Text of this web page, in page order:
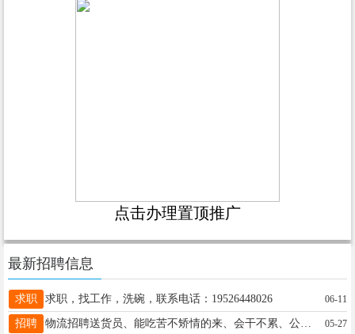
点击办理置顶推广
最新招聘信息
求职 求职，找工作，洗碗，联系电话：19526448026 06-11
招聘 物流招聘送货员、能吃苦不矫情的来、会干不累、公子哥请绕行、有意者联系13199029447 05-27